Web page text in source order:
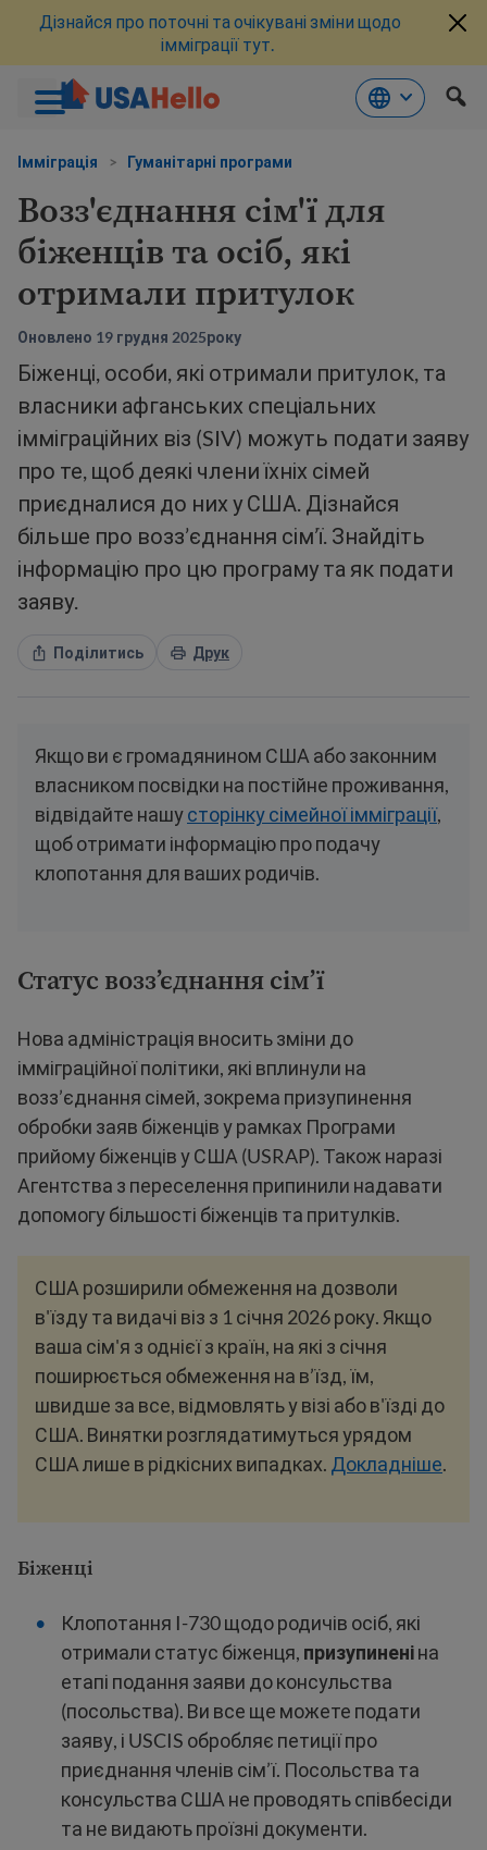
до
Дізнайся про поточні та очікувані зміни щодо
імміграції тут.
Імміграція > Гуманітарні програми
Возз'єднання сім'ї для
біженців та осіб, які
отримали притулок
Оновлено 19 грудня 2025року
Біженці, особи, які отримали притулок, та
власники афганських спеціальних
імміграційних віз (SIV) можуть подати заяву
про те, щоб деякі члени їхніх сімей
приєдналися до них у США. Дізнайся
більше про возз’єднання сім’ї. Знайдіть
інформацію про цю програму та як подати
заяву.
Поділитись Друк
Якщо ви є громадянином США або законним
власником посвідки на постійне проживання,
відвідайте нашусторінку сімейної імміграції,
щоб отримати інформацію про подачу
клопотання для ваших родичів.
Статус возз’єднання сім’ї
Нова адміністрація вносить зміни до
імміграційної політики, які вплинули на
возз’єднання сімей, зокрема призупинення
обробки заяв біженців у рамках Програми
прийому біженців у США (USRAP). Також наразі
Агентства з переселення припинили надавати
допомогу більшості біженців та притулків.
США розширили обмеження на дозволи
в'їзду та видачі віз з 1 січня 2026 року. Якщо
ваша сім'я з однієї з країн, на які з січня
поширюється обмеження на в’їзд, їм,
швидше за все, відмовлять у візі або в'їзді до
США. Винятки розглядатимуться урядом
США лише в рідкісних випадках. Докладніше.
Біженці
Клопотання I-730 щодо родичів осіб, які
отримали статус біженця, призупиненіна
етапі подання заяви до консульства
(посольства). Ви все ще можете подати
заяву, і USCIS обробляє петиції про
приєднання членів сім’ї. Посольства та
консульства США не проводять співбесіди
та не видають проїзні документи.